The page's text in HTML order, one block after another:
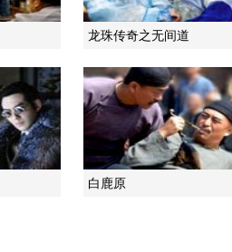
龙珠传奇之无间道
白鹿原